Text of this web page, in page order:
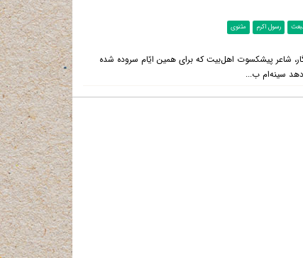
رسول اکرم مثنوی
شاعر پیشکسوت اهل‌بیت که برای همین ایّام سروده شده
سینه‌ام ب...